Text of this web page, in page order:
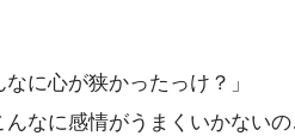
なに心が狭かったっけ？」
んなに感情がうまくいかない